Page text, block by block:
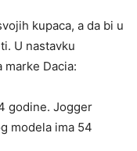
kupaca, a da bi u
U nastavku
Dacia:
godine. Jogger
modela ima 54